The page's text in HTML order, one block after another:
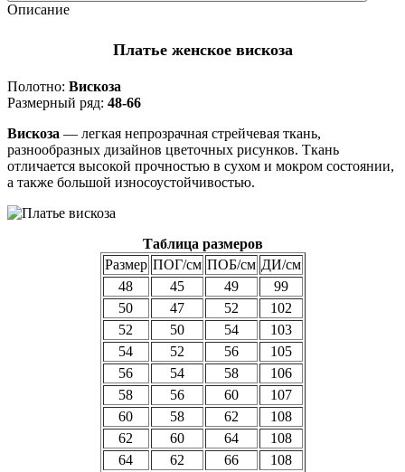
Описание
Платье женское вискоза
Полотно: Вискоза
Размерный ряд: 48-66
Вискоза — легкая непрозрачная стрейчевая ткань,
разнообразных дизайнов цветочных рисунков. Ткань
отличается высокой прочностью в сухом и мокром состоянии,
а также большой износоустойчивостью.
Таблица размеров
Размер ПОГ/см ПОБ/см ДИ/см
48
45 49
99
50
47 52
102
52
50 54
103
54
52 56
105
56
54 58
106
58
56 60
107
60
58 62
108
62
60 64
108
64
62 66
108